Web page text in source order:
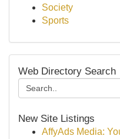
Society
Sports
Web Directory Search
New Site Listings
AffyAds Media: